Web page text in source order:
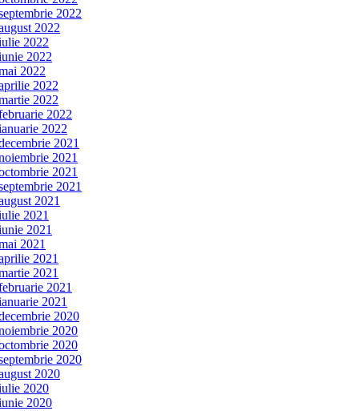
2022
2022
2022
2022
2022
2022
2022
2022
2022
2021
2021
2021
2021
2021
2021
2021
2021
2021
2021
2021
2021
2020
2020
2020
2020
2020
2020
2020